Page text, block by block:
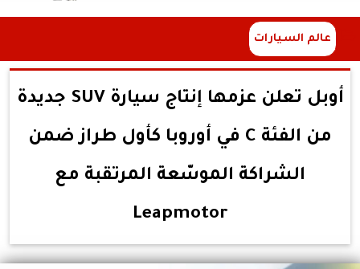
عالم السيارات
أوبل تعلن عزمها إنتاج سيارة SUV جديدة
من الفئة C في أوروبا كأول طراز ضمن
الشراكة الموسّعة المرتقبة مع
Leapmotor